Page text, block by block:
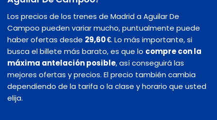
Los precios de los trenes de Madrid a Aguilar De
Campoo pueden variar mucho, puntualmente puede
haber ofertas desde 29,60 €. Lo más importante, si
busca el billete más barato, es que lo compre con la
máxima antelación posible, así conseguirá las
mejores ofertas y precios. El precio también cambia
dependiendo de la tarifa o la clase y horario que usted
elija.